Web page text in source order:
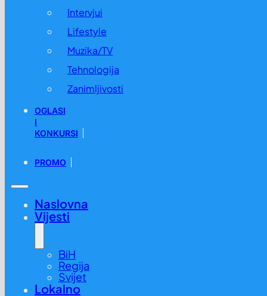
Intervjui
Lifestyle
Muzika/TV
Tehnologija
Zanimljivosti
OGLASI
I
KONKURSI
PROMO
Naslovna
Vijesti
BiH
Regija
Svijet
Lokalno